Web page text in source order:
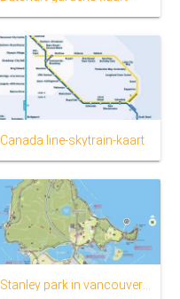
Canada line-skytrain-kaart
Stanley park in vancouver kaart